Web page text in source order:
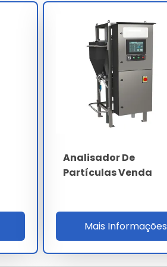
monodisperso de 1, 3, 10, 30
de 12 meses sem
minutos e gera certificado
ESPECIFICAÇÃO
0.04 a 2500 µm
14/12/10 a 22/20/18
a 1% conforme ISO 13320
Analisador De
Partículas Venda
Mais Informações